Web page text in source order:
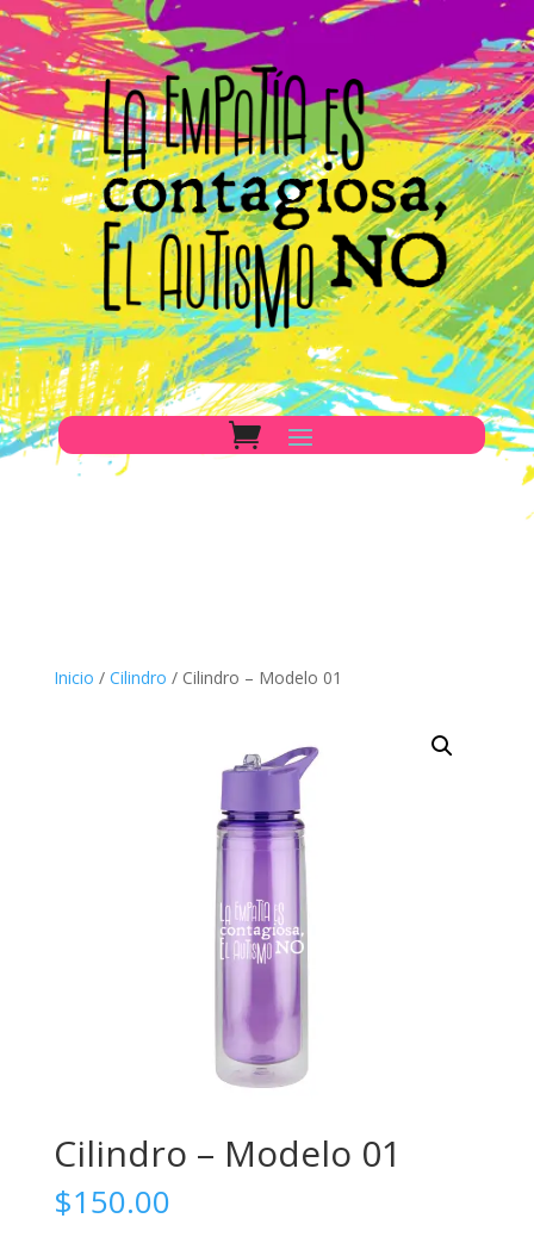
Inicio / Cilindro / Cilindro – Modelo 01
Cilindro – Modelo 01
$150.00